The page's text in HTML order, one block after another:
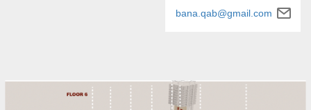
bana.qab@gmail.com